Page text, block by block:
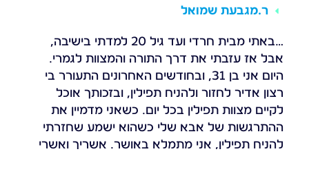
ר.מגבעת שמואל
…באתי מבית חרדי ועד גיל 20 למדתי בישיבה,
אבל אז עזבתי את דרך התורה והמצוות לגמרי.
היום אני בן 31, ובחודשים האחרונים התעורר בי
רצון אדיר לחזור ולהניח תפילין, ובזכותך אוכל
לקיים מצוות תפילין בכל יום. כשאני מדמיין את
ההתרגשות של אבא שלי כשהוא ישמע שחזרתי
להניח תפילין, אני מתמלא באושר. אשריך ואשרי